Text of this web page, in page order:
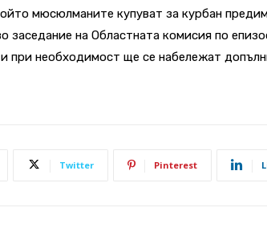
мюсюлманите купуват за курбан
заседание на Областната комисия по
при необходимост ще се набележат
Twitter Pinterest